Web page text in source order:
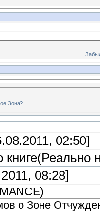
Зона?
02:50]
08:28]
)
о Зоне